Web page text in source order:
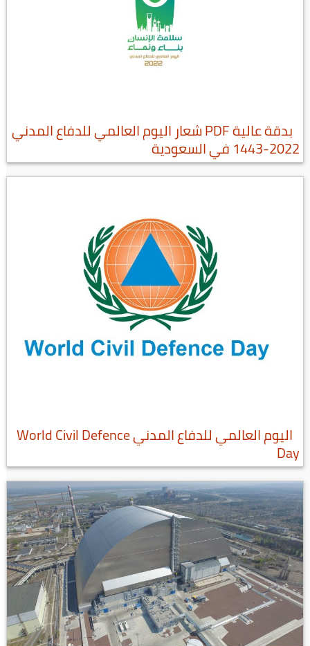
بدقة عالية PDF شعار اليوم العالمي للدفاع المدني
2022-1443 في السعودية
اليوم العالمي للدفاع المدني World Civil Defence
Day